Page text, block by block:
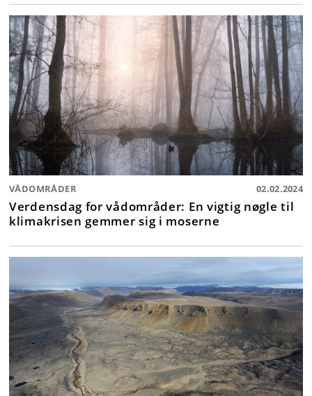
VÅDOMRÅDER 02.02.2024
Verdensdag for vådområder: En vigtig nøgle til
klimakrisen gemmer sig i moserne